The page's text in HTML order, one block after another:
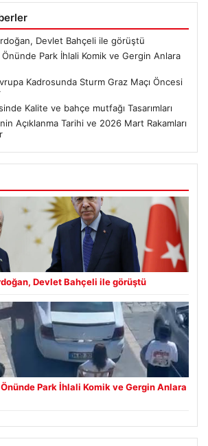
Devlet Bahçeli ile görüştü
Önünde Park İhlali Komik ve Gergin Anlara
Kadrosunda Sturm Graz Maçı Öncesi
Kalite ve bahçe mutfağı Tasarımları
Açıklanma Tarihi ve 2026 Mart Rakamları
Devlet Bahçeli ile görüştü
Park İhlali Komik ve Gergin Anlara